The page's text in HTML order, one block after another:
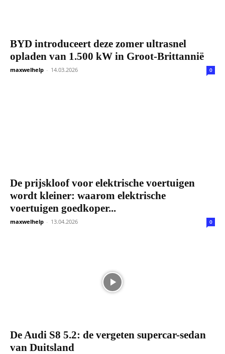
BYD introduceert deze zomer ultrasnel
opladen van 1.500 kW in Groot-Brittannië
maxwelhelp - 14.03.2026 0
De prijskloof voor elektrische voertuigen
wordt kleiner: waarom elektrische
voertuigen goedkoper...
maxwelhelp - 13.04.2026 0
De Audi S8 5.2: de vergeten supercar-sedan
van Duitsland